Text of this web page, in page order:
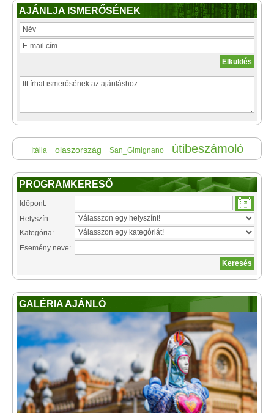
AJÁNLJA ISMERŐSÉNEK
Itália olaszország San_Gimignano útibeszámoló
PROGRAMKERESŐ
Időpont:
Helyszín:
Kategória:
Esemény neve:
GALÉRIA AJÁNLÓ